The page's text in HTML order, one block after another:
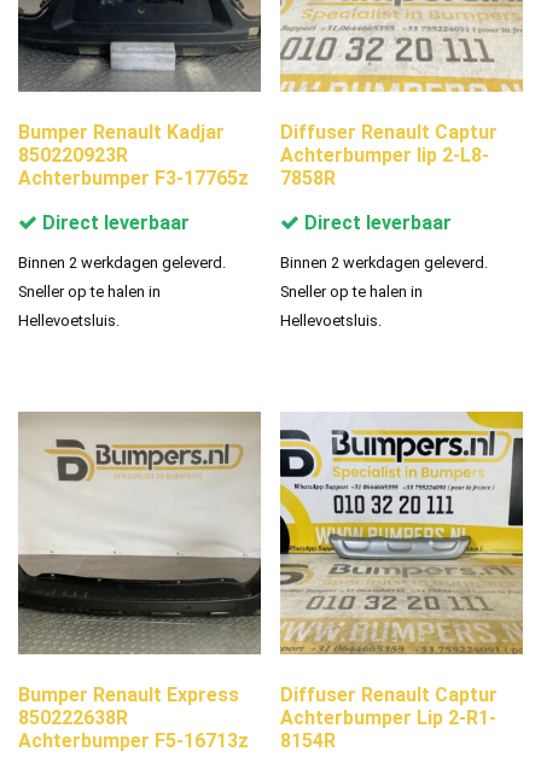
Bumper Renault Kadjar
850220923R
Achterbumper F3-17765z
Direct leverbaar
Binnen 2 werkdagen geleverd.
Sneller op te halen in
Hellevoetsluis.
Diffuser Renault Captur
Achterbumper lip 2-L8-
7858R
Direct leverbaar
Binnen 2 werkdagen geleverd.
Sneller op te halen in
Hellevoetsluis.
Bumper Renault Express
850222638R
Achterbumper F5-16713z
Diffuser Renault Captur
Achterbumper Lip 2-R1-
8154R